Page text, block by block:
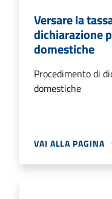
Versare la
dichiarazione
domestiche
Procedimento di
domestiche
VAI ALLA PAGINA